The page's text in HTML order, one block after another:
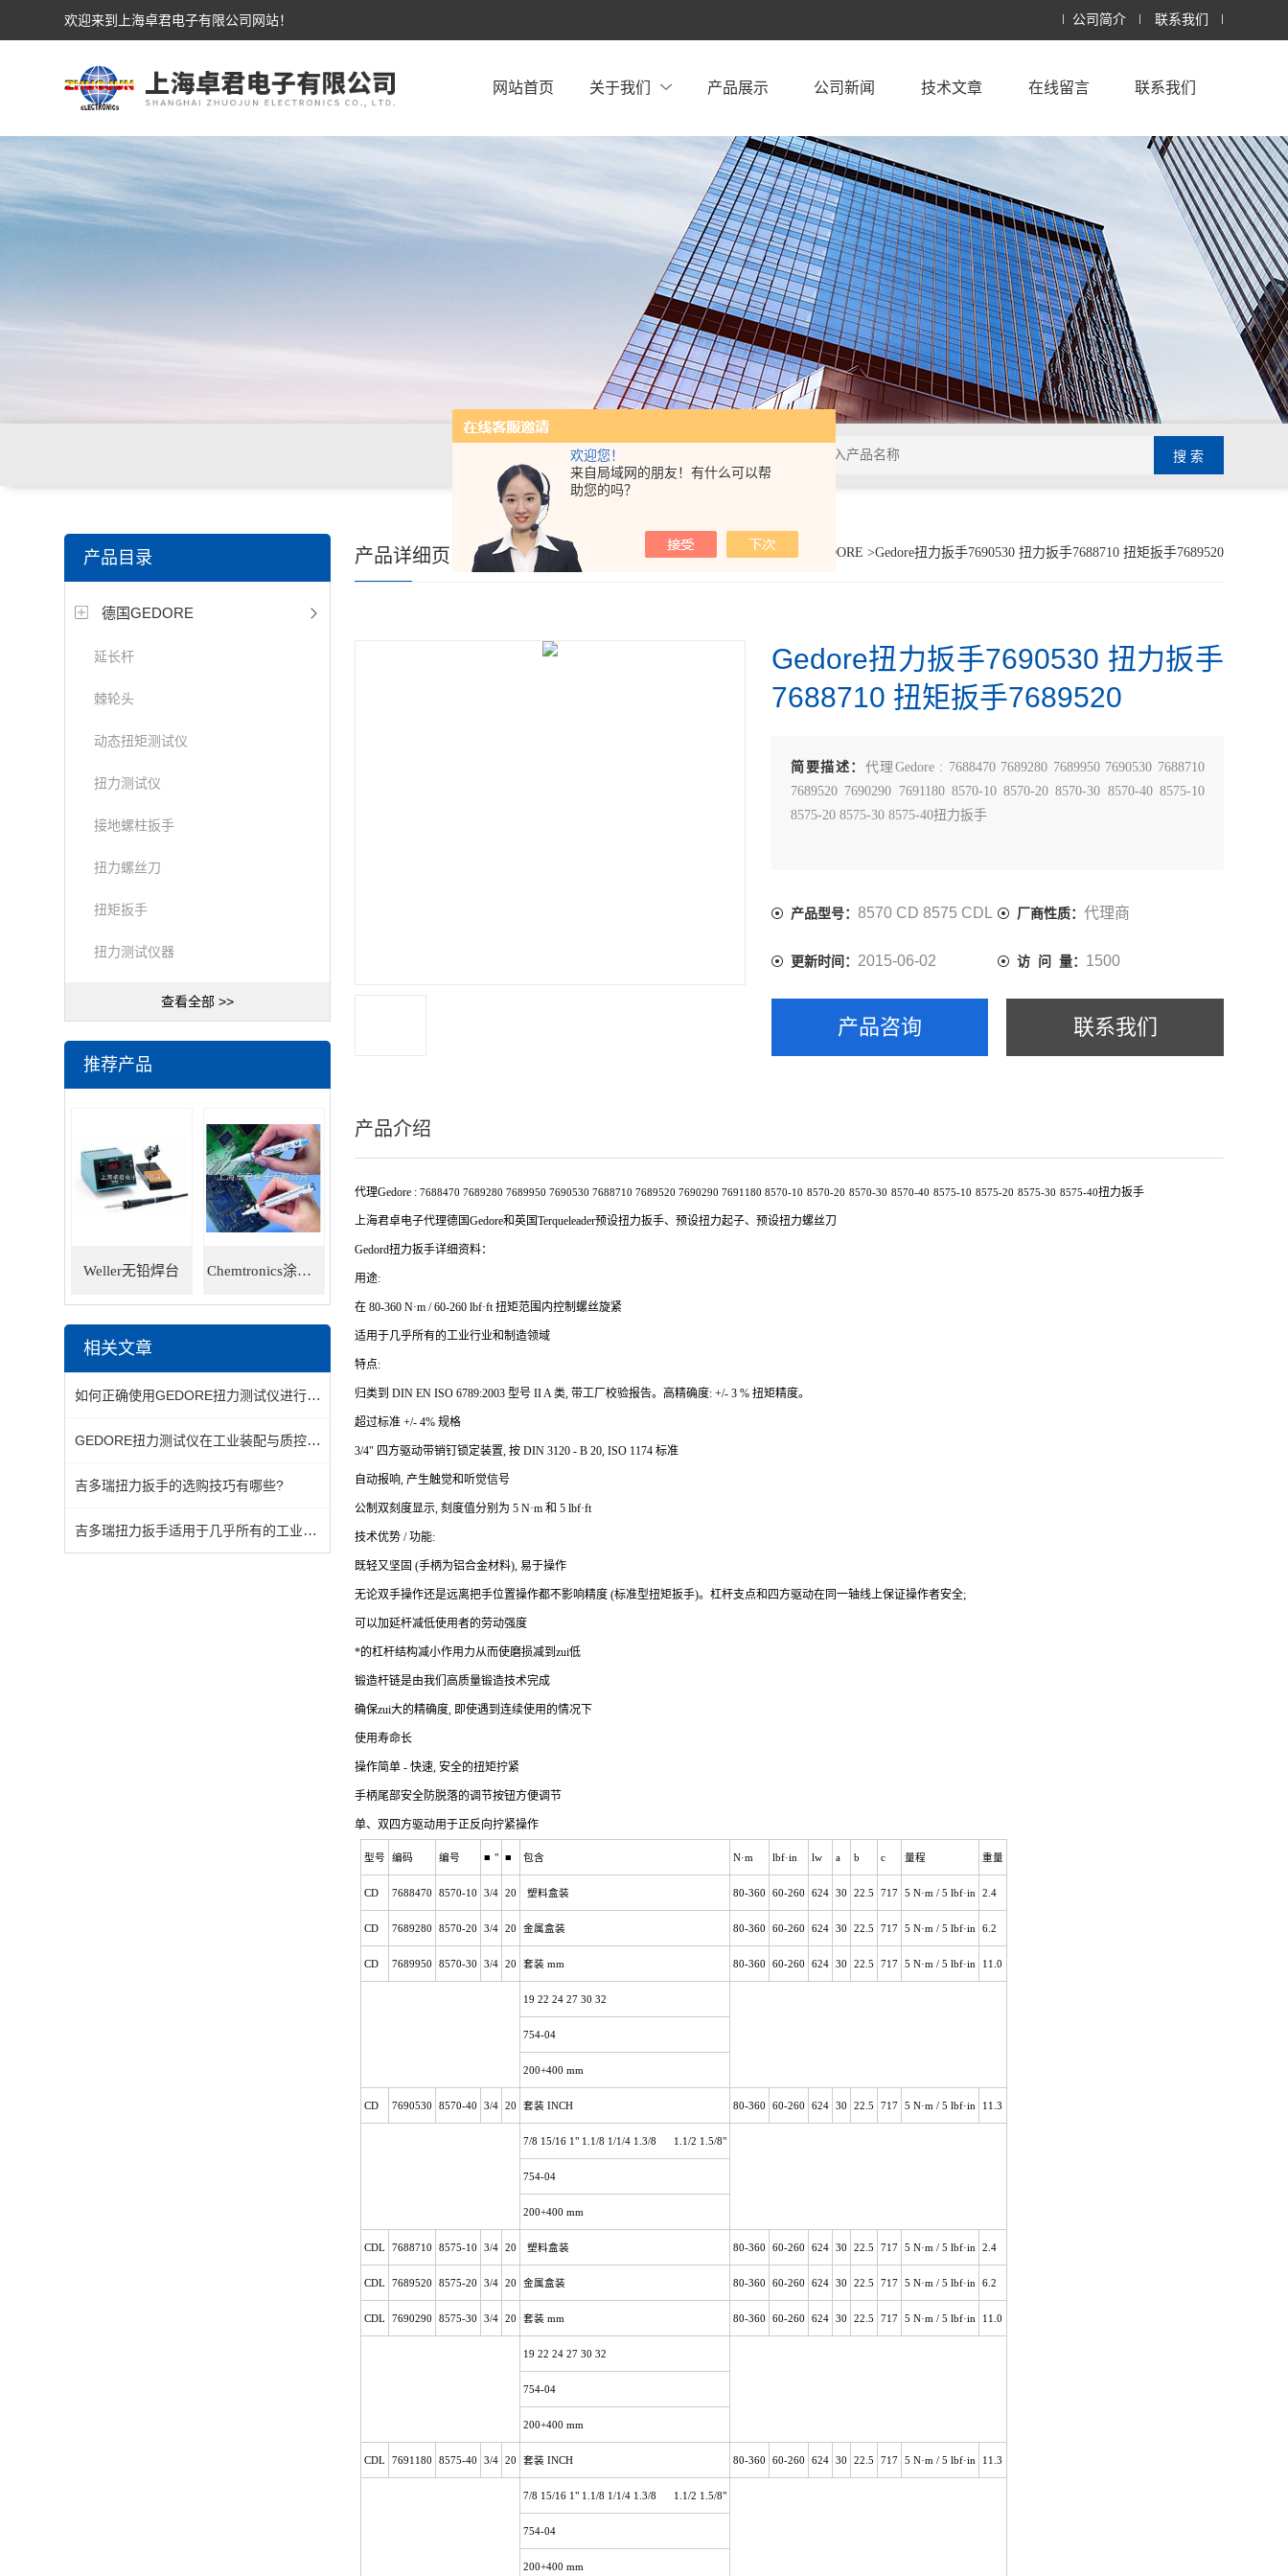
欢迎您！
来自局域网的朋友！有什么可以帮
助您的吗？
欢迎来到上海卓君电子有限公司网站！ 公司简介 联系我们
网站首页 关于我们 产品展示 公司新闻 技术文章 在线留言 联系我们
产品目录
德国GEDORE
延长杆
棘轮头
动态扭矩测试仪
扭力测试仪
接地螺柱扳手
扭力螺丝刀
扭矩扳手
扭力测试仪器
查看全部 >>
推荐产品
Weller无铅焊台 Chemtronics涂层笔
相关文章
如何正确使用GEDORE扭力测试仪进行扭矩标定与校验
GEDORE扭力测试仪在工业装配与质控中的关键应用
吉多瑞扭力扳手的选购技巧有哪些?
吉多瑞扭力扳手适用于几乎所有的工业行业和制造领域
首页> 产品展示> > 德国GEDORE >Gedore扭力扳手7690530 扭力扳手7688710 扭矩扳手7689520
产品详细页
Gedore扭力扳手7690530 扭力扳手
7688710 扭矩扳手7689520
简要描述： 代理Gedore : 7688470 7689280 7689950 7690530 7688710
7689520 7690290 7691180 8570-10 8570-20 8570-30 8570-40 8575-10
8575-20 8575-30 8575-40扭力扳手
产品型号：8570 CD 8575 CDL 厂商性质： 代理商
更新时间： 2015-06-02 访 问 量： 1500
产品咨询 联系我们
产品介绍
代理Gedore : 7688470 7689280 7689950 7690530 7688710 7689520 7690290 7691180 8570-10 8570-20 8570-30 8570-40 8575-10 8575-20 8575-30 8575-40扭力扳手
上海君卓电子代理德国Gedore和英国Terqueleader预设扭力扳手、预设扭力起子、预设扭力螺丝刀
Gedord扭力扳手详细资料：
用途:
在 80-360 N·m / 60-260 lbf·ft 扭矩范围内控制螺丝旋紧
适用于几乎所有的工业行业和制造领域
特点:
归类到 DIN EN ISO 6789:2003 型号 II A 类, 带工厂校验报告。高精确度: +/- 3 % 扭矩精度。
超过标准 +/- 4% 规格
3/4"四方驱动带销钉锁定装置, 按 DIN 3120 - B 20, ISO 1174 标准
自动报响, 产生触觉和听觉信号
公制双刻度显示, 刻度值分别为 5 N·m 和 5 lbf·ft
技术优势 / 功能:
既轻又坚固 (手柄为铝合金材料), 易于操作
无论双手操作还是远离把手位置操作都不影响精度 (标准型扭矩扳手)。杠杆支点和四方驱动在同一轴线上保证操作者安全;
可以加延杆减低使用者的劳动强度
*的杠杆结构减小作用力从而使磨损减到zui低
锻造杆链是由我们高质量锻造技术完成
确保zui大的精确度, 即使遇到连续使用的情况下
使用寿命长
操作简单 - 快速, 安全的扭矩拧紧
手柄尾部安全防脱落的调节按钮方便调节
单、双四方驱动用于正反向拧紧操作
型号 编码 编号 ■ " ■ 包含 N·m lbf·in lw a b c 量程 重量
CD 7688470 8570-10 3/4 20 塑料盒装 80-360 60-260 624 30 22.5 717 5 N·m / 5 lbf·in 2.4
CD 7689280 8570-20 3/4 20 金属盒装 80-360 60-260 624 30 22.5 717 5 N·m / 5 lbf·in 6.2
CD 7689950 8570-30 3/4 20 套装 mm 80-360 60-260 624 30 22.5 717 5 N·m / 5 lbf·in 11.0
19 22 24 27 30 32
754-04
200+400 mm
CD 7690530 8570-40 3/4 20 套装 INCH 80-360 60-260 624 30 22.5 717 5 N·m / 5 lbf·in 11.3
7/8 15/16 1" 1.1/8 1/1/4 1.3/8 1.1/2 1.5/8"
754-04
200+400 mm
CDL 7688710 8575-10 3/4 20 塑料盒装 80-360 60-260 624 30 22.5 717 5 N·m / 5 lbf·in 2.4
CDL 7689520 8575-20 3/4 20 金属盒装 80-360 60-260 624 30 22.5 717 5 N·m / 5 lbf·in 6.2
CDL 7690290 8575-30 3/4 20 套装 mm 80-360 60-260 624 30 22.5 717 5 N·m / 5 lbf·in 11.0
19 22 24 27 30 32
754-04
200+400 mm
CDL 7691180 8575-40 3/4 20 套装 INCH 80-360 60-260 624 30 22.5 717 5 N·m / 5 lbf·in 11.3
7/8 15/16 1" 1.1/8 1/1/4 1.3/8 1.1/2 1.5/8"
754-04
200+400 mm